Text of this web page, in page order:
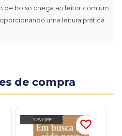
de bolso chega ao leitor com um
uma leitura prática
de compra
14% OFF